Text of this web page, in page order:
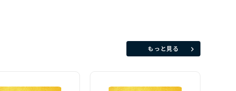
もっと見る